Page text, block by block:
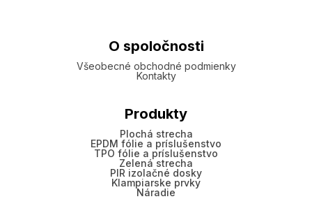
O spoločnosti
Všeobecné obchodné podmienky
Kontakty
Produkty
Plochá strecha
EPDM fólie a príslušenstvo
TPO fólie a príslušenstvo
Zelená strecha
PIR izolačné dosky
Klampiarske prvky
Náradie